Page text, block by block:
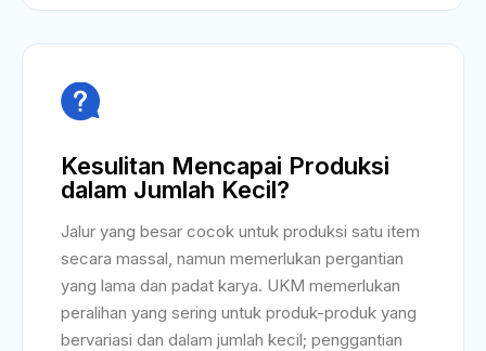

Kesulitan Mencapai Produksi
dalam Jumlah Kecil?
Jalur yang besar cocok untuk produksi satu item
secara massal, namun memerlukan pergantian
yang lama dan padat karya. UKM memerlukan
peralihan yang sering untuk produk-produk yang
bervariasi dan dalam jumlah kecil; penggantian